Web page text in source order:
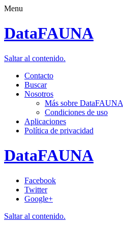
Menu
DataFAUNA
Saltar al contenido.
Contacto
Buscar
Nosotros
Más sobre DataFAUNA
Condiciones de uso
Aplicaciones
Política de privacidad
DataFAUNA
Facebook
Twitter
Google+
Saltar al contenido.